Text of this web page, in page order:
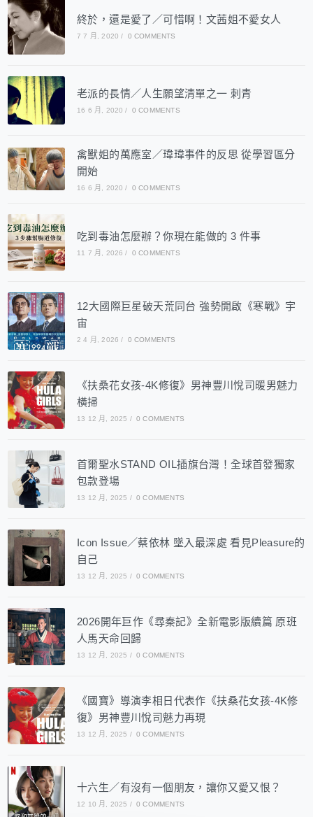
終於，還是愛了／可惜啊！文茜姐不愛女人
7 7 月, 2020 / 0 COMMENTS
老派的長情／人生願望清單之一 刺青
16 6 月, 2020 / 0 COMMENTS
禽獸姐的萬應室／瑋瑋事件的反思 從學習區分
開始
16 6 月, 2020 / 0 COMMENTS
吃到毒油怎麼辦？你現在能做的 3 件事
11 7 月, 2026 / 0 COMMENTS
12大國際巨星破天荒同台 強勢開啟《寒戰》宇
宙
2 4 月, 2026 / 0 COMMENTS
《扶桑花女孩-4K修復》男神豐川悅司暖男魅力
橫掃
13 12 月, 2025 / 0 COMMENTS
首爾聖水STAND OIL插旗台灣！全球首發獨家
包款登場
13 12 月, 2025 / 0 COMMENTS
Icon Issue／蔡依林 墜入最深處 看見Pleasure的
自己
13 12 月, 2025 / 0 COMMENTS
2026開年巨作《尋秦記》全新電影版續篇 原班
人馬天命回歸
13 12 月, 2025 / 0 COMMENTS
《國寶》導演李相日代表作《扶桑花女孩-4K修
復》男神豐川悅司魅力再現
13 12 月, 2025 / 0 COMMENTS
十六生／有沒有一個朋友，讓你又愛又恨？
12 10 月, 2025 / 0 COMMENTS